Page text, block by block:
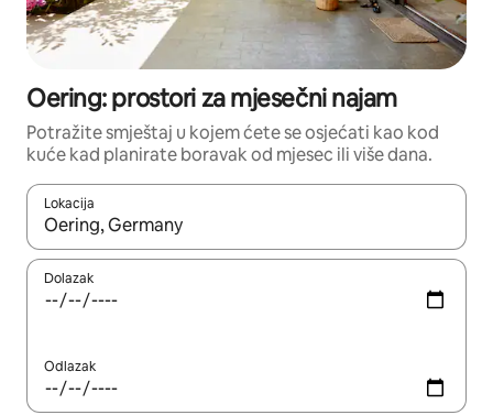
Oering: prostori za mjesečni najam
Potražite smještaj u kojem ćete se osjećati kao kod
kuće kad planirate boravak od mjesec ili više dana.
Lokacija
Kada budu dostupni rezultati, moći ćete ih pregledati
Dolazak
Odlazak